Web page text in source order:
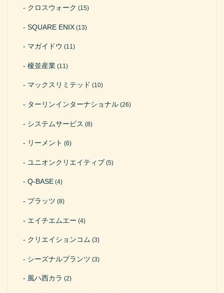
クロスウォーク (15)
SQUARE ENIX(13)
マガイドウ (11)
榎並産業(11)
マックスリミテッド (10)
ターリンインターナショナル(26)
システムサービス (8)
リーメント (6)
ユニオンクリエイティブ (5)
Q-BASE(4)
プラッツ (8)
エイチエムエー (4)
クリエイションコム (3)
シーズナルプランツ (3)
風ハ西カラ (2)